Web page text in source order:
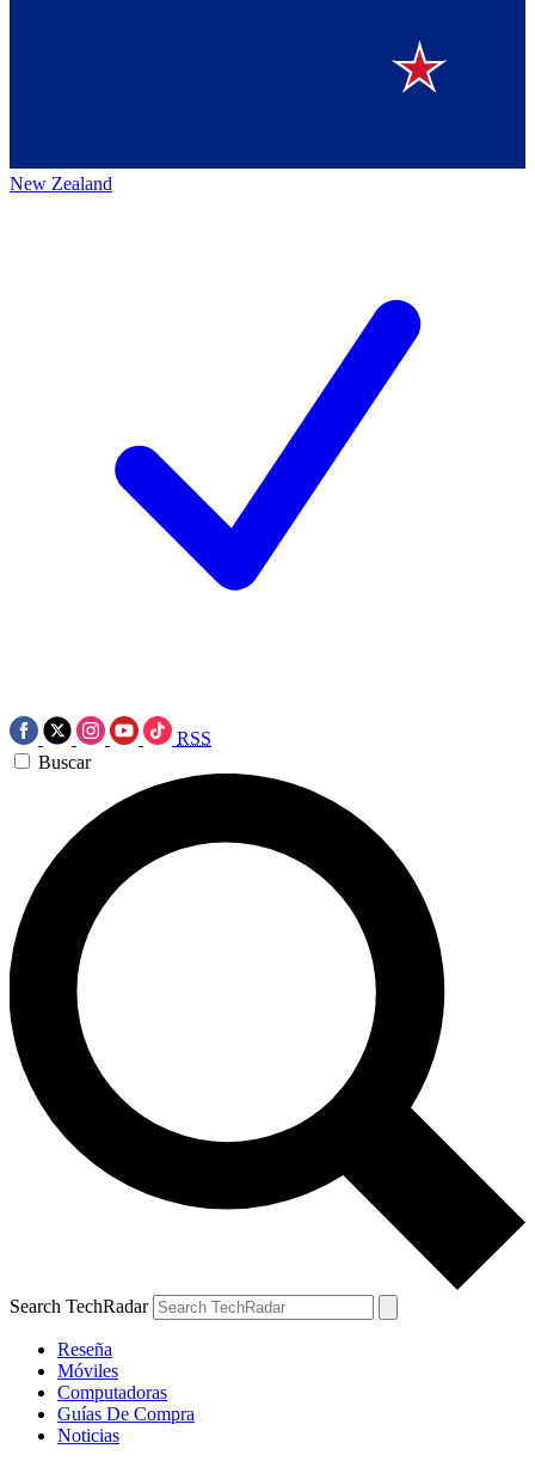
New Zealand
RSS
Buscar
Search TechRadar
Reseña
Móviles
Computadoras
Guías De Compra
Noticias